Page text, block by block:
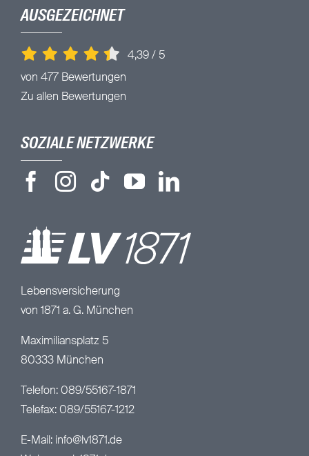
AUSGEZEICHNET
4,39/ 5
von 477 Bewertungen
Zu allen Bewertungen
SOZIALE NETZWERKE
Lebensversicherung
von 1871 a. G. München
Maximiliansplatz 5
80333 München
Telefon: 089/55167-1871
Telefax: 089/55167-1212
E-Mail: info@lv1871.de